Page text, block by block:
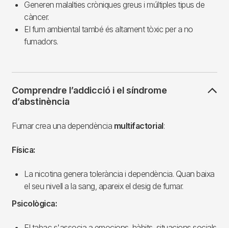
Generen malalties cròniques greus i múltiples tipus de
càncer.
El fum ambiental també és altament tòxic per a no
fumadors.
Comprendre l’addicció i el síndrome
d’abstinència
Fumar crea una dependència multifactorial:
Física:
La nicotina genera tolerància i dependència. Quan baixa
el seu nivell a la sang, apareix el desig de fumar.
Psicològica: